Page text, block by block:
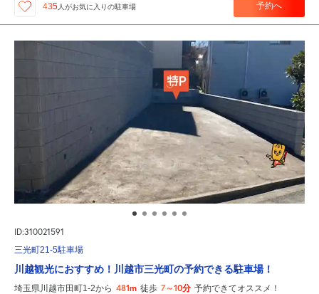
435 人がお気に入りの駐車場 予約へ
ID:310021591
三光町21-5駐車場
川越観光におすすめ！川越市三光町の予約できる駐車場！
埼玉県川越市田町1-2から 481m 徒歩 7～10分 予約できてオススメ！